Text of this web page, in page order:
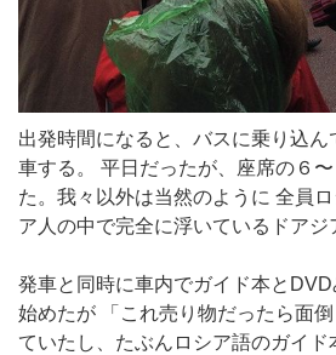
出発時間になると、バスに乗り込
車する。 平日だったが、座席の６
た。我々以外は当然のように 全員
ア人の中で完全に浮いているドアジ
発車と同時に車内でガイド本とDVD
始めたが 「これ売り物だったら面
ていたし、たぶんロシア語のガイド